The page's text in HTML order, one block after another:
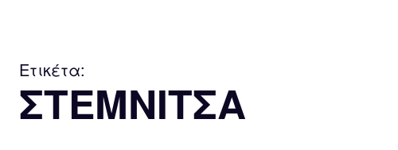
Ετικέτα:
ΣΤΕΜΝΙΤΣΑ